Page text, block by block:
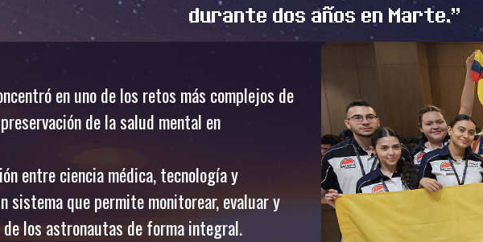
durante dos años en Marte.”
en uno de los retos más complejos de
de la salud mental en
entre ciencia médica, tecnología y
sistema que permite monitorear, evaluar y
los astronautas de forma integral.